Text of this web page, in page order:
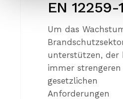
EN 12259-
Um das
unterstützen, der
immer strengeren
gesetzlichen
Anforderungen